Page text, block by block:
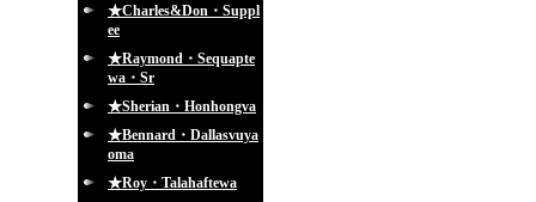
★Charles&Don・Suppl
ee
★Raymond・Sequapte
wa・Sr
★Sherian・Honhongva
★Bennard・Dallasvuya
oma
★Roy・Talahaftewa